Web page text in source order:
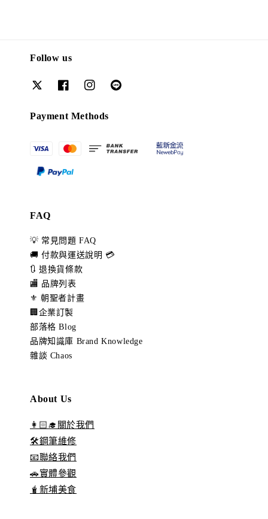
Follow us
Payment Methods
FAQ
💡 常見問題 FAQ
🚚 付款與運送說明 💳
🔃 退換貨條款
🏬 品牌列表
⚜️ 朝聖者計畫
🏢企業訂製
部落格 Blog
品牌知識庫 Brand Knowledge
雜談 Chaos
About Us
👩🏻‍🎓關於我們
🛠️鋼筆維修
📧聯絡我們
🚗實體參觀
🧋新埔美食